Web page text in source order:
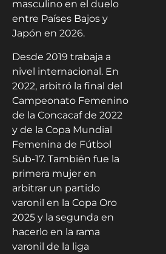
masculino en el duelo
entre Países Bajos y
Japón en 2026.
Desde 2019 trabaja a
nivel internacional. En
2022, arbitró la final del
Campeonato Femenino
de la Concacaf de 2022
y de la Copa Mundial
Femenina de Fútbol
Sub-17. También fue la
primera mujer en
arbitrar un partido
varonil en la Copa Oro
2025 y la segunda en
hacerlo en la rama
varonil de la liga